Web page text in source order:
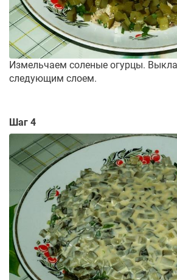
Измельчаем соленые огурцы.
следующим слоем.
Шаг 4